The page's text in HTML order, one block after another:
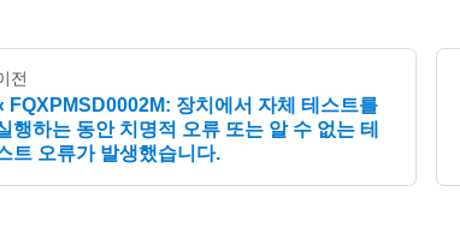
전
FQXPMSD0002M: 장치에서 자체 테스트를
행하는 동안 치명적 오류 또는 알 수 없는 테
트 오류가 발생했습니다.